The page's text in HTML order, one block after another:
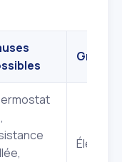
Gravité
Élevée